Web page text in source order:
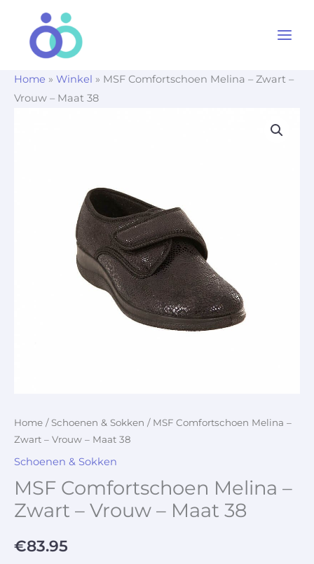
Home » Winkel » MSF Comfortschoen Melina – Zwart –
Vrouw – Maat 38
Home / Schoenen & Sokken / MSF Comfortschoen Melina –
Zwart – Vrouw – Maat 38
Schoenen & Sokken
MSF Comfortschoen Melina –
Zwart – Vrouw – Maat 38
€83.95